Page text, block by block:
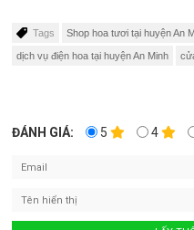
Tags Shop hoa tươi tại huyện An
dịch vụ điện hoa tại huyện An Minh
ĐÁNH GIÁ: 5 4